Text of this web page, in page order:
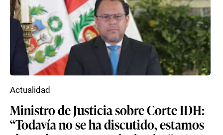
Ministro de Justicia sobre Corte IDH:
“Todavía no se ha discutido, estamos
Actualidad